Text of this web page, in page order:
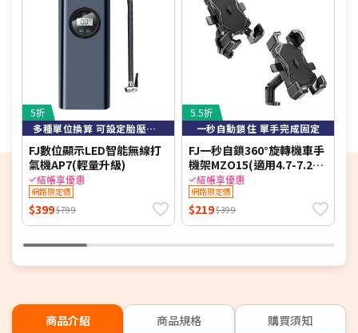
5折
多種單位換算 可設定胎壓自動充停
FJ數位顯示LED智能無線打
氣機AP7(輕量升級)
結帳享優惠
網路限定價
$399$799
5.5折
一秒自動鎖住 單手完成固定
FJ一秒自鎖360°旋轉機車手
機架MZO15(適用4.7-7.2吋
手機 機車族 外送 手機架)
結帳享優惠
網路限定價
$219$399
商品介紹 商品規格 購買須知